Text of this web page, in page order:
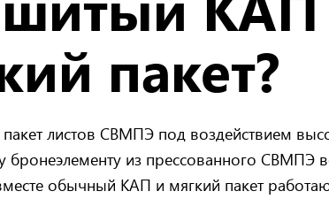
пакет?
листов СВМПЭ под воздействием
бронеэлементу из прессованного
обычный КАП и мягкий пакет